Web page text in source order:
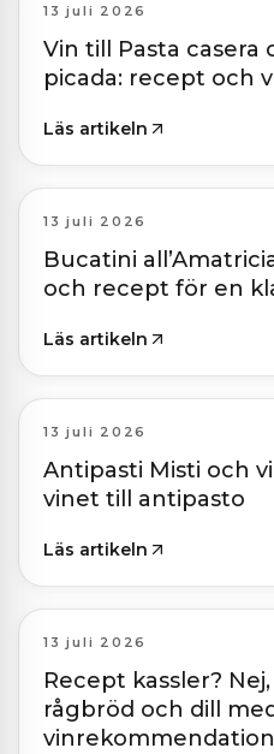
13 juli 2026
Vin till Pasta casera
picada: recept och
Läs artikeln
13 juli 2026
Bucatini
och recept för en
Läs artikeln
13 juli 2026
Antipasti Misti och
vinet till antipasto
Läs artikeln
13 juli 2026
Recept kassler?
rågbröd och dill med